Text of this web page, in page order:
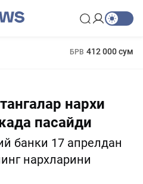
БРВ 412 000 сум
нархи
пасайди
банки 17 апрелдан
нархларини